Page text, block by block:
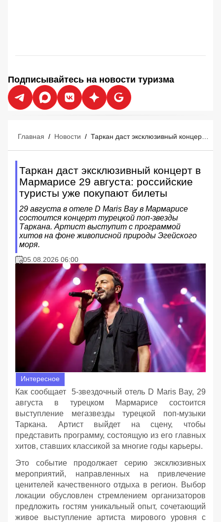
Подписывайтесь на новости туризма
Главная / Новости /
Таркан даст эксклюзивный концерт в
Мармарисе 29 августа: российские
туристы уже покупают билеты
29 августа в отеле D Maris Bay в Мармарисе
состоится концерт турецкой поп-звезды
Таркана. Артист выступит с программой
хитов на фоне живописной природы Эгейского
моря.
05.08.2026 06:00
Интересное
Как сообщает 5-звездочный отель D Maris Bay, 29
августа в турецком Мармарисе состоится
выступление мегазвезды турецкой поп-музыки
Таркана. Артист выйдет на сцену, чтобы
представить программу, состоящую из его главных
хитов, ставших классикой за многие годы карьеры.
Это событие продолжает серию эксклюзивных
мероприятий, направленных на привлечение
ценителей качественного отдыха в регион. Выбор
локации обусловлен стремлением организаторов
предложить гостям уникальный опыт, сочетающий
живое выступление артиста мирового уровня с